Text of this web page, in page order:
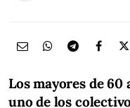
Los mayores de 60
uno de los